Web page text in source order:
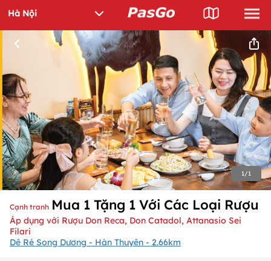
1/1
Cạnh tranh Mua 1 Tặng 1 Với Các Loại Rượu
Áp dụng với Rượu Don Reca, Don Catadol, Attanasio Sei
Filari
Dê Ré Song Dương - Hàn Thuyên - 2.66km